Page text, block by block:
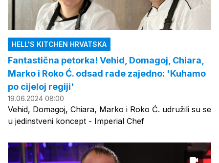
HELL'S KITCHEN HRVATSKA
Fantastična petorka! Vehid, Domagoj, Chiara,
Marko i Roko Ć. odsad rade zajedno: 'Kuhamo
po cijeloj regiji'
19.06.2024 08:00
Vehid, Domagoj, Chiara, Marko i Roko Ć. udružili su se
u jedinstveni koncept - Imperial Chef